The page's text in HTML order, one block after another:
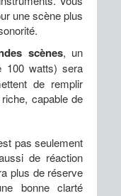
une scène plus
scènes, un
100 watts) sera
de remplir
capable de
pas seulement
de réaction
plus de réserve
bonne clarté